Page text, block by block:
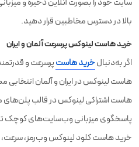
بالا در دسترس مخاطبین قرار دهید.
خرید هاست لینوکس پرسرعت آلمان و ایران
اگر به‌دنبالخرید هاستپرسرعت و
هاست لینوکس در ایران و آلمان
هاست اشتراکی لینوکس در قالب پلن‌های
پاسخگوی میزبانی وب‌سایت‌های کوچک تا
خرید هاست کلود لینوکس وب‌رمز،